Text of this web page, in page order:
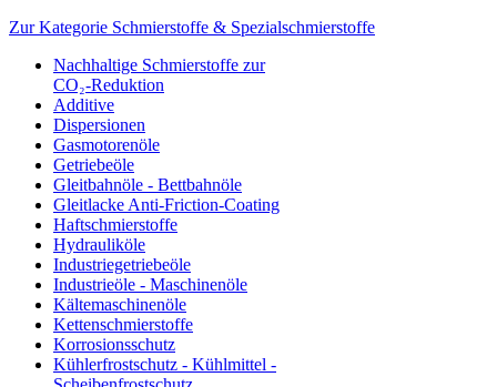
Zur Kategorie Schmierstoffe & Spezialschmierstoffe
Nachhaltige Schmierstoffe zur
CO₂-Reduktion
Additive
Dispersionen
Gasmotorenöle
Getriebeöle
Gleitbahnöle - Bettbahnöle
Gleitlacke Anti-Friction-Coating
Haftschmierstoffe
Hydrauliköle
Industriegetriebeöle
Industrieöle - Maschinenöle
Kältemaschinenöle
Kettenschmierstoffe
Korrosionsschutz
Kühlerfrostschutz - Kühlmittel -